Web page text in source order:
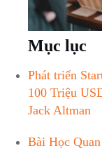
Mục lục
Phát triển
100 Triệu
Jack Altman
Bài ⁣Học‍